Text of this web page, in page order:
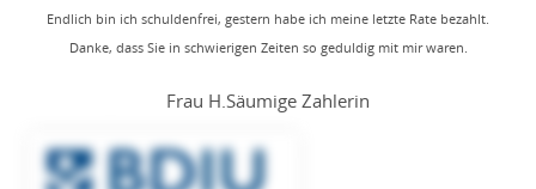
Endlich bin ich schuldenfrei, gestern habe ich meine letzte Rate bezahlt.
Danke, dass Sie in schwierigen Zeiten so geduldig mit mir waren.
Frau H.Säumige Zahlerin